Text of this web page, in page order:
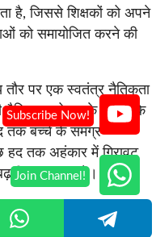
है, जिससे शिक्षकों को अपने
को समायोजित करने की
तौर पर एक स्वतंत्र नैतिकता
नैतिकता जो उसके नियमों के
तक बच्चे के समग्र
हद तक अहंकार में गिरावट
प्रमुखता को।